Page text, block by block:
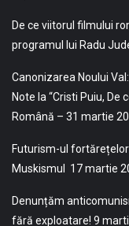
De ce viitorul filmului
programul lui Radu
Canonizarea Noului
Note la “Cristi Puiu,
Română – 31 martie
Futurism-ul
Muskismul
17 martie
Denunțăm
fără exploatare! 9